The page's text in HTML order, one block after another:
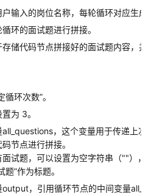
输入的岗位名称，每轮循环对应生成
环的面试题进行拼接。
储代码节点拼接好的面试题内容，
循环次数”。
为 3。
all_questions，这个变量用于传递上次
节点进行拼接。
试题，可以设置为空字符串（""），
”作为标题。
output，引用循环节点的中间变量